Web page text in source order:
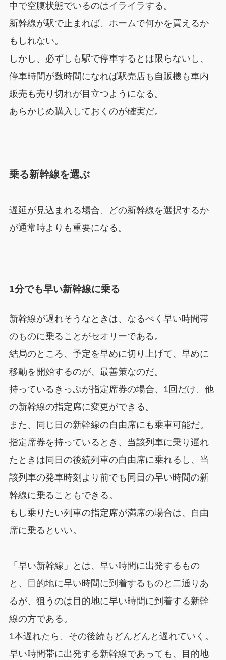
中で空腹状態でいるのはイライラする。
新幹線が駅で止まれば、ホームで何かを買えるか
もしれない。
しかし、必ずしも駅で停車するとは限らないし、
停車時間が数時間になれば駅売店も自販機も車内
販売も売り切れが目立つようになる。
あらかじめ購入しておくのが確実だ。
乗る新幹線を選ぶ
遅延が見込まれる場合、どの新幹線を選択するか
が通常時よりも重要になる。
1分でも早い新幹線に乗る
新幹線が遅れそうなときは、なるべく早い時間帯
のものに乗ることがセオリーである。
結局のところ、予定を早めに切り上げて、早めに
移動を開始するのが、最善策なのだ。
持っているきっぷが指定席券の場合、1回だけ、他
の新幹線の指定席に変更ができる。
また、同じ日の新幹線の自由席にも乗車可能だ。
指定席券を持っているとき、当該列車に乗り遅れ
たときは同日の後続列車の自由席に乗れるし、当
該列車の発車時刻より前でも同日の早い時間の新
幹線に乗ることもできる。
もし乗りたい列車の指定席が満席の場合は、自由
席に乗るといい。
「早い新幹線」とは、早い時間に出発するもの
と、目的地に早い時間に到着するものと二通りあ
るが、狙うのは目的地に早い時間に到着する新幹
線の方である。
1本遅れたら、その後続もどんどんと遅れていく。
早い時間帯に出発する新幹線であっても、目的地